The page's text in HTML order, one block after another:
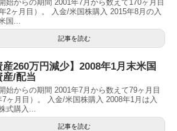
始からの期間 2001年7月から数えて170ヶ月目
年2ヶ月目）。 入金/米国株購入 2015年8月の入
国...
記事を読む
産260万円減少】2008年1月末米国
産/配当
始からの期間 2001年7月から数えて79ヶ月目
7ヶ月目）。 入金/米国株購入 2008年1月は入
式購入...
記事を読む